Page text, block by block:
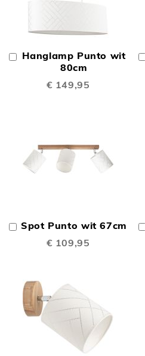
Hanglamp Punto wit
80cm
€ 149,95
In
Winkelwagen
Spot Punto wit 67cm
€ 109,95
In